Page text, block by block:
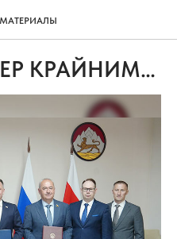
КРАЙНИМ…